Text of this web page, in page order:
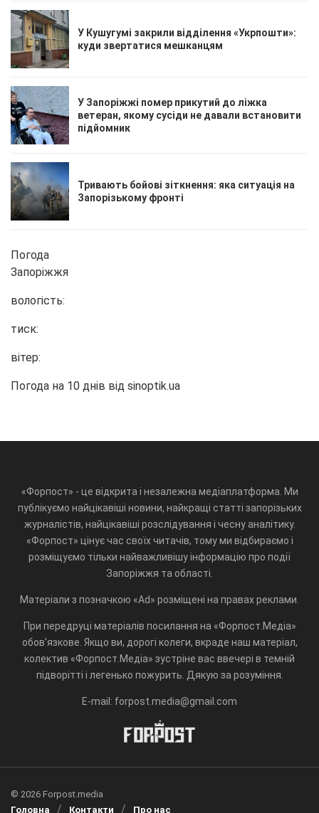
У Кушугумі закрили відділення «Укрпошти»:
куди звертатися мешканцям
У Запоріжжі помер прикутий до ліжка
ветеран, якому сусіди не давали встановити
підйомник
Тривають бойові зіткнення: яка ситуація на
Запорізькому фронті
Погода
Запоріжжя
вологість:
тиск:
вітер:
Погода на 10 днів від sinoptik.ua
«Форпост» - це відкрита і незалежна медіаплатформа. Ми
публікуємо найцікавіші новини, найкращі статті запорізьких
журналістів, найцікавіші розслідування і чесну аналітику.
«Форпост» цінує час своїх читачів, тому ми відбираємо і
розміщуємо тільки найважливішу інформацію про події
Запоріжжя та області.
Матеріали з позначкою «Ad» розміщені на правах реклами.
При передруці матеріалів посилання на «Форпост.Медіа»
обов'язкове. Якщо ви, дорогі колеги, вкраде наш матеріал,
колектив «Форпост.Медіа» зустріне вас ввечері в темній
підворітті і легенько пожурить. Дякую за розуміння.
E-mail: forpost.media@gmail.com
© 2026 Forpost.media
Головна
Контакти Про нас